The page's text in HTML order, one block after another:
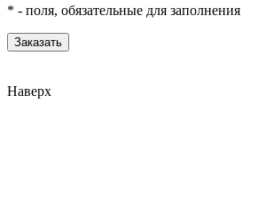
* - поля, обязательные для заполнения
Наверх